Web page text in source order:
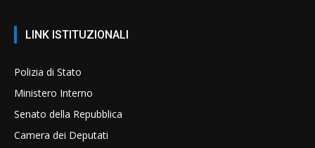
LINK ISTITUZIONALI
Polizia di Stato
Ministero Interno
Senato della Repubblica
Camera dei Deputati